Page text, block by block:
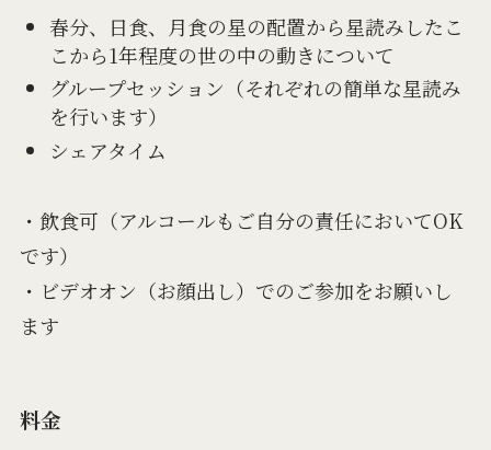
春分、日食、月食の星の配置から星読みしたこ
こから1年程度の世の中の動きについて
グループセッション（それぞれの簡単な星読み
を行います）
シェアタイム
・飲食可（アルコールもご自分の責任においてOK
です）
・ビデオオン（お顔出し）でのご参加をお願いし
ます
料金